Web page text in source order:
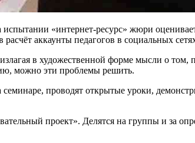
«интернет-ресурс» жюри
аккаунты педагогов в социальных
в художественной форме мысли о том,
можно эти проблемы решить.
проводят открытые уроки,
проект». Делятся на группы и за